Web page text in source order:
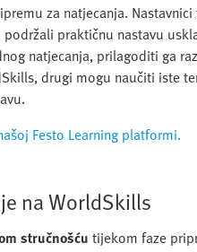
za natjecanja.
praktičnu nastavu
natjecanja, prilagoditi ga
drugi mogu naučiti iste
Festo Learning platformi.
na WorldSkills
stručnošću tijekom faze